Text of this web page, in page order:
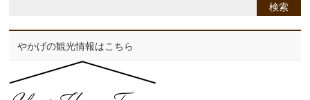
やかげの観光情報はこちら